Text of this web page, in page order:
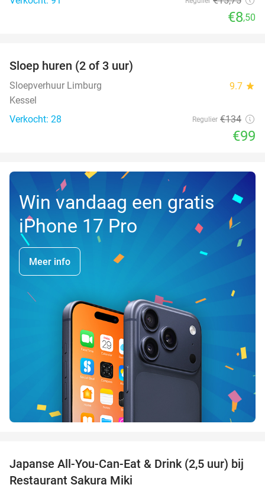
€8,50
NEW
TODAY
Sloep huren (2 of 3 uur)
Sloepverhuur Limburg 9.7 star
Kessel
Verkocht: 28
Regulier €134
€99
Win vandaag een gratis
iPhone 17 Pro
Meer info
13%
Japanse All-You-Can-Eat & Drink (2,5 uur) bij
Restaurant Sakura Miki